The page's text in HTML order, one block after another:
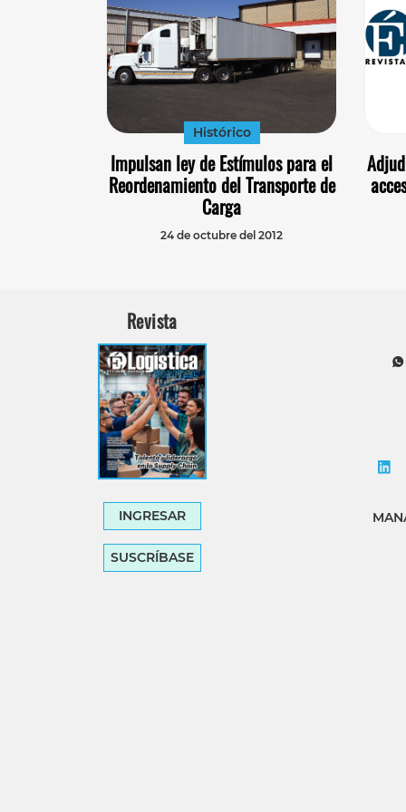
Histórico
Impulsan ley de Estímulos para el
Reordenamiento del Transporte de
Carga
24 de octubre del 2012
Revista
INGRESAR
SUSCRÍBASE